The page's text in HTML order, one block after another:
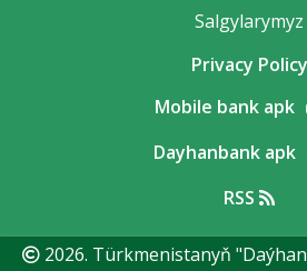
Salgylarymyz
Privacy Policy
Mobile bank apk
Dayhanbank apk
RSS
2026. Türkmenistanyň